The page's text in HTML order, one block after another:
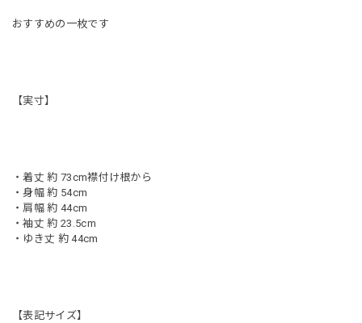
おすすめの一枚です
【実寸】
・着丈 約 73cm襟付け根から
・身幅 約 54cm
・肩幅 約 44cm
・袖丈 約 23.5cm
・ゆき丈 約 44cm
【表記サイズ】